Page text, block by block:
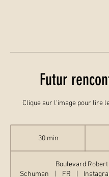
Futur
Clique sur l'image pour lire
30 min
i
Boulevard Robert
Schuman
FR